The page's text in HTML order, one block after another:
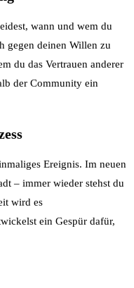
wann und wem du
gegen deinen Willen zu
du das Vertrauen anderer
der Community ein
Ereignis. Im neuen
– immer wieder stehst du
wird es
ein Gespür dafür,